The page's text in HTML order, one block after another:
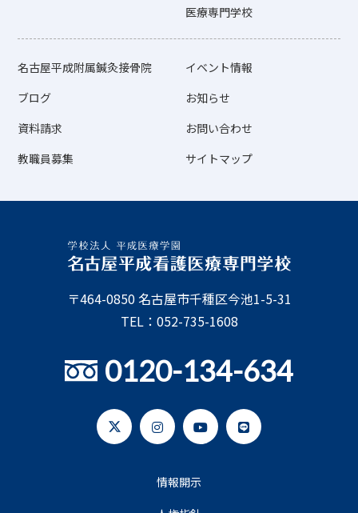
医療専門学校
名古屋平成附属鍼灸接骨院
イベント情報
ブログ
お知らせ
資料請求
お問い合わせ
教職員募集
サイトマップ
〒464-0850 名古屋市千種区今池1-5-31
TEL：052-735-1608
0120-134-634
情報開示